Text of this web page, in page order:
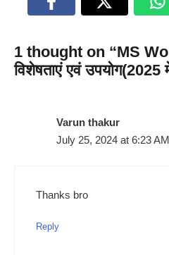
1 thought on “MS
विशेषताएं एवं उपयोग(2025
Varun thakur
July 25, 2024 at 6:23 AM
Thanks bro
Reply